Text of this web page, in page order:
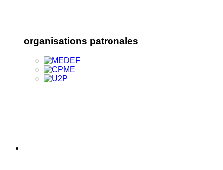
organisations patronales